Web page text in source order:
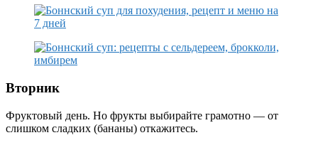
Вторник
Фруктовый день. Но фрукты выбирайте грамотно — от
слишком сладких (бананы) откажитесь.